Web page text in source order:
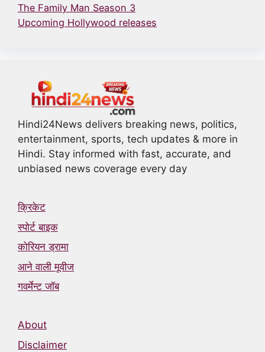
The Family Man Season 3
Upcoming Hollywood releases
Hindi24News delivers breaking news, politics,
entertainment, sports, tech updates & more in
Hindi. Stay informed with fast, accurate, and
unbiased news coverage every day
क्रिकेट
स्पोर्ट बाइक
कोरियन ड्रामा
आने वाली मूवीज
गवर्मेन्ट जॉब
About
Disclaimer